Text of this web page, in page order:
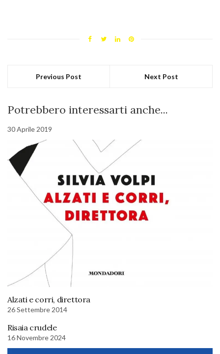
Previous Post Next Post
Potrebbero interessarti anche...
30 Aprile 2019
Alzati e corri, direttora
26 Settembre 2014
Risaia crudele
16 Novembre 2024